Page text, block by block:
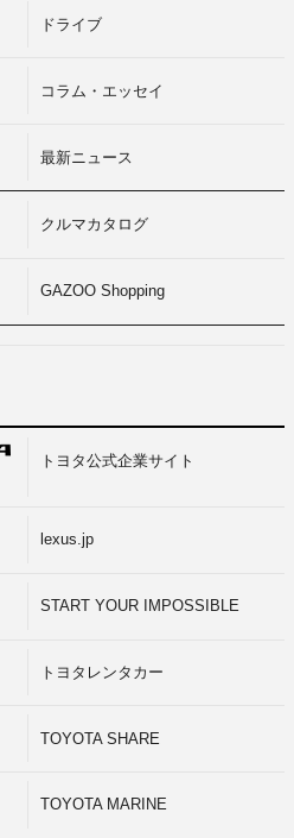
ドライブ
コラム・エッセイ
最新ニュース
クルマカタログ
GAZOO Shopping
トヨタ公式企業サイト
lexus.jp
START YOUR IMPOSSIBLE
トヨタレンタカー
TOYOTA SHARE
TOYOTA MARINE